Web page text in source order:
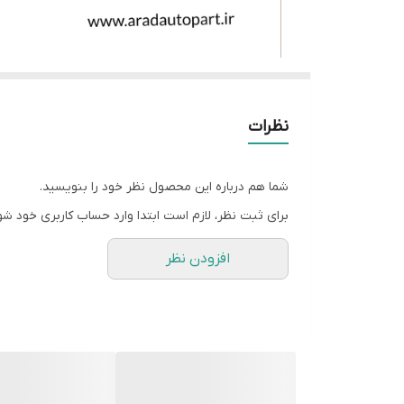
نظرات
شما هم درباره این محصول نظر خود را بنویسید.
برای ثبت نظر، لازم است ابتدا وارد حساب کاربری خود
افزودن نظر